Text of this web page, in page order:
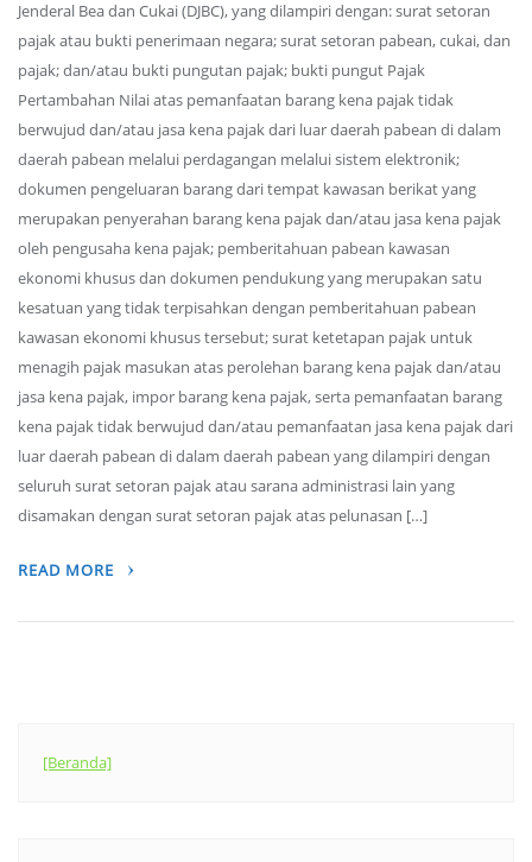
Jenderal Bea dan Cukai (DJBC), yang dilampiri dengan: surat setoran
pajak atau bukti penerimaan negara; surat setoran pabean, cukai, dan
pajak; dan/atau bukti pungutan pajak; bukti pungut Pajak
Pertambahan Nilai atas pemanfaatan barang kena pajak tidak
berwujud dan/atau jasa kena pajak dari luar daerah pabean di dalam
daerah pabean melalui perdagangan melalui sistem elektronik;
dokumen pengeluaran barang dari tempat kawasan berikat yang
merupakan penyerahan barang kena pajak dan/atau jasa kena pajak
oleh pengusaha kena pajak; pemberitahuan pabean kawasan
ekonomi khusus dan dokumen pendukung yang merupakan satu
kesatuan yang tidak terpisahkan dengan pemberitahuan pabean
kawasan ekonomi khusus tersebut; surat ketetapan pajak untuk
menagih pajak masukan atas perolehan barang kena pajak dan/atau
jasa kena pajak, impor barang kena pajak, serta pemanfaatan barang
kena pajak tidak berwujud dan/atau pemanfaatan jasa kena pajak dari
luar daerah pabean di dalam daerah pabean yang dilampiri dengan
seluruh surat setoran pajak atau sarana administrasi lain yang
disamakan dengan surat setoran pajak atas pelunasan […]
READ MORE
[Beranda]